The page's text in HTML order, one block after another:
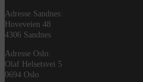
Adresse Sandnes:
Hoveveien 48
4306 Sandnes
Adresse Oslo:
Olaf Helsetsvei 5
0694 Oslo